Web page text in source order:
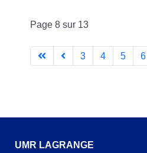
Page 8 sur 13
3 4 5 6
UMR LAGRANGE